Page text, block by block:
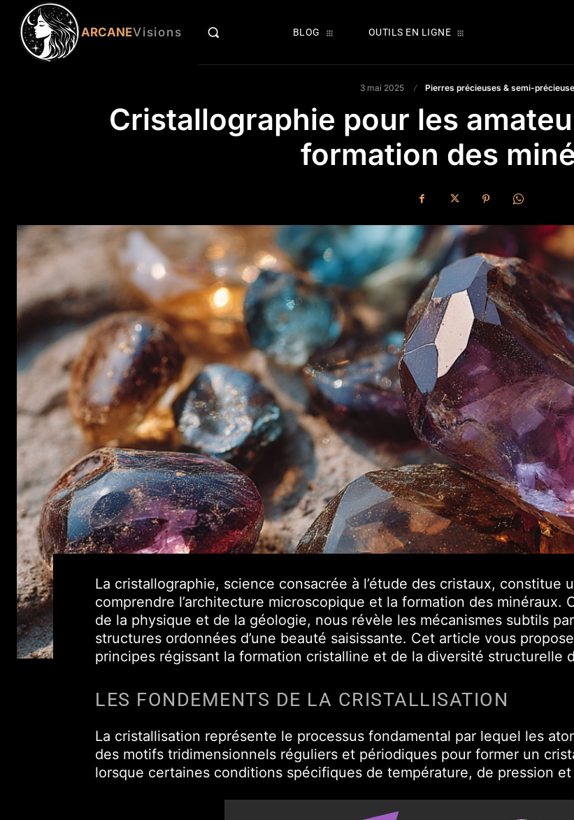
ARCANEVisions BLOG OUTILS EN LIGNE
3 mai 2025 Pierres précieuses & semi-
Cristallographie pour les
formation des
La cristallographie, science consacrée à l’étude des cristaux, constitue
comprendre l’architecture microscopique et la formation des minéraux.
de la physique et de la géologie, nous révèle les mécanismes subtils
structures ordonnées d’une beauté saisissante. Cet article vous
principes régissant la formation cristalline et de la diversité structurelle
LES FONDEMENTS DE LA CRISTALLISATION
La cristallisation représente le processus fondamental par lequel les
des motifs tridimensionnels réguliers et périodiques pour former un
lorsque certaines conditions spécifiques de température, de pression